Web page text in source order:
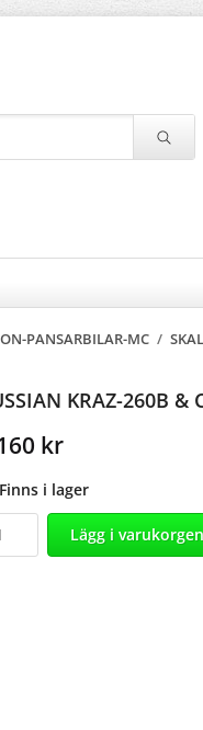
PANSARBILAR-MC /
KRAZ-260B &
kr
Finns i lager
Lägg i varukorgen